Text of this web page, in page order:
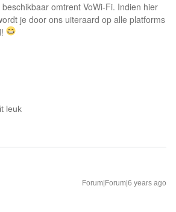
omtrent VoWi-Fi. Indien hier
je door ons uiteraard op alle platforms
leuk
Forum|Forum|6 years ago